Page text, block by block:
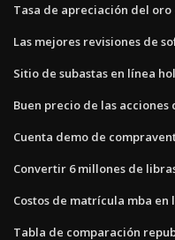
Tasa de apreciación del oro
Las mejores revisiones de
Sitio de subastas en línea
Buen precio de las
Cuenta demo de
Convertir 6 millones de
Costos de matrícula mba en
Tabla de comparación